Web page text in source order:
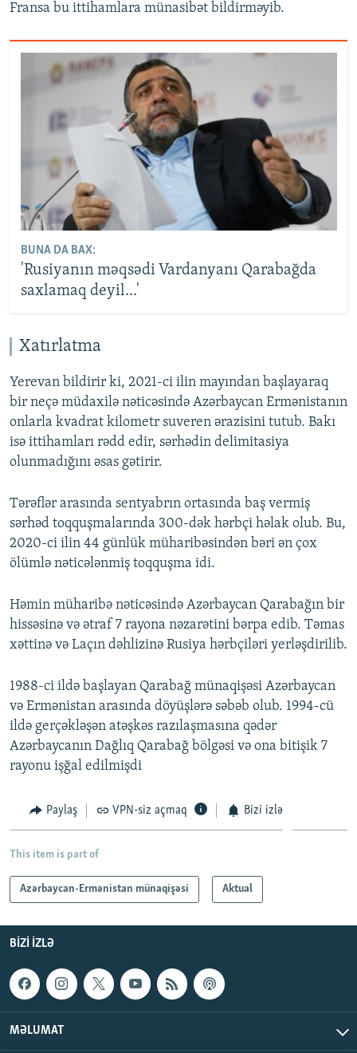
Fransa bu ittihamlara münasibət bildirməyib.
BUNA DA BAX:
'Rusiyanın məqsədi Vardanyanı Qarabağda
saxlamaq deyil...'
Xatırlatma
Yerevan bildirir ki, 2021-ci ilin mayından başlayaraq
bir neçə müdaxilə nəticəsində Azərbaycan Ermənistanın
onlarla kvadrat kilometr suveren ərazisini tutub. Bakı
isə ittihamları rədd edir, sərhədin delimitasiya
olunmadığını əsas gətirir.
Tərəflər arasında sentyabrın ortasında baş vermiş
sərhəd toqquşmalarında 300-dək hərbçi həlak olub. Bu,
2020-ci ilin 44 günlük müharibəsindən bəri ən çox
ölümlə nəticələnmiş toqquşma idi.
Həmin müharibə nəticəsində Azərbaycan Qarabağın bir
hissəsinə və ətraf 7 rayona nəzarətini bərpa edib. Təmas
xəttinə və Laçın dəhlizinə Rusiya hərbçiləri yerləşdirilib.
1988-ci ildə başlayan Qarabağ münaqişəsi Azərbaycan
və Ermənistan arasında döyüşlərə səbəb olub. 1994-cü
ildə gerçəkləşən atəşkəs razılaşmasına qədər
Azərbaycanın Dağlıq Qarabağ bölgəsi və ona bitişik 7
rayonu işğal edilmişdi
Paylaş VPN-siz açmaq Bizi izlə
This item is part of
Azərbaycan-Ermənistan münaqişəsi Aktual
BIZI IZLƏ
MƏLUMAT